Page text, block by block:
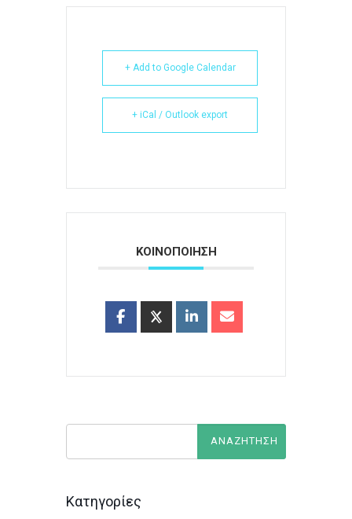
+ Add to Google Calendar
+ iCal / Outlook export
ΚΟΙΝΟΠΟΙΗΣΗ
Κατηγορίες